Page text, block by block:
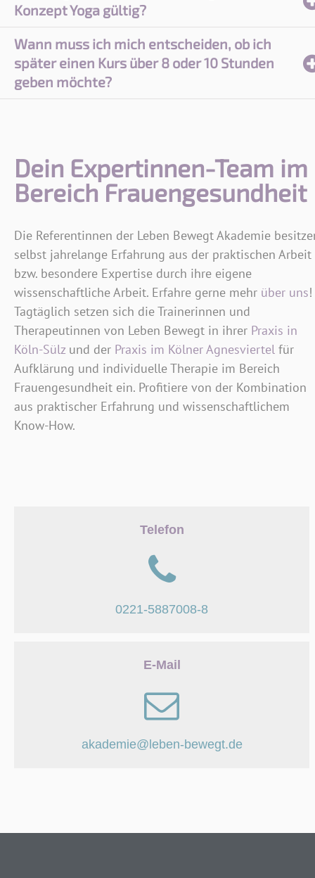
Konzept Yoga gültig?
Wann muss ich mich entscheiden, ob ich
später einen Kurs über 8 oder 10 Stunden
geben möchte?
Dein Expertinnen-Team im
Bereich Frauengesundheit
Die Referentinnen der Leben Bewegt Akademie
selbst jahrelange Erfahrung aus der praktischen Arbeit
bzw. besondere Expertise durch ihre eigene
wissenschaftliche Arbeit. Erfahre gerne mehr über uns!
Tagtäglich setzen sich die Trainerinnen und
Therapeutinnen von Leben Bewegt in ihrer Praxis in
Köln-Sülz und der Praxis im Kölner Agnesviertel für
Aufklärung und individuelle Therapie im Bereich
Frauengesundheit ein. Profitiere von der Kombination
aus praktischer Erfahrung und wissenschaftlichem
Know-How.
Telefon
0221-5887008-8
E-Mail
akademie@leben-bewegt.de